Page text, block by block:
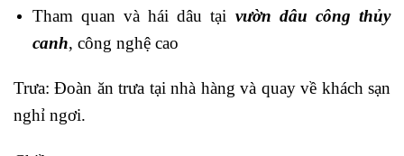
Tham quan và hái dâu tại vườn dâu công thủy
canh, công nghệ cao
Trưa: Đoàn ăn trưa tại nhà hàng và quay về khách sạn
nghỉ ngơi.